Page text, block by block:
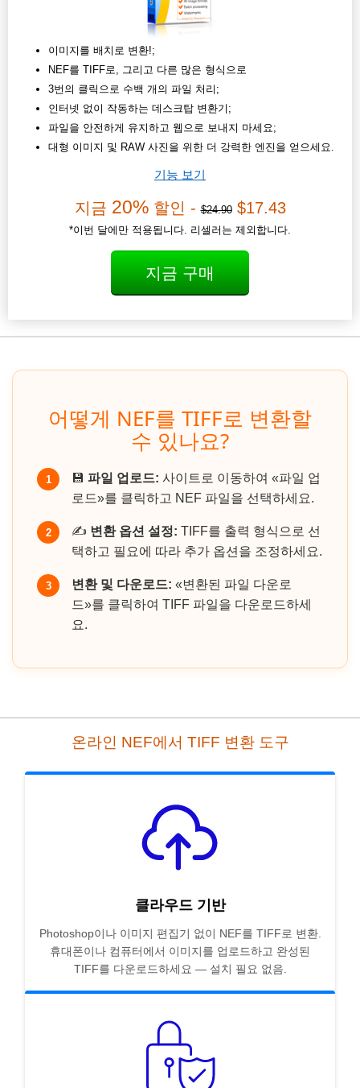
이미지를 배치로 변환!;
NEF를 TIFF로, 그리고 다른 많은 형식으로
3번의 클릭으로 수백 개의 파일 처리;
인터넷 없이 작동하는 데스크탑 변환기;
파일을 안전하게 유지하고 웹으로 보내지 마세요;
대형 이미지 및 RAW 사진을 위한 더 강력한 엔진을 얻으세요.
기능 보기
지금 20%할인 -$24.90$17.43
*이번 달에만 적용됩니다. 리셀러는 제외합니다.
지금 구매
어떻게 NEF를 TIFF로 변환할
수 있나요?
1 💾 파일 업로드: 사이트로 이동하여 «파일 업
로드»를 클릭하고 NEF 파일을 선택하세요.
2 ✍️ 변환 옵션 설정: TIFF를 출력 형식으로 선
택하고 필요에 따라 추가 옵션을 조정하세요.
3 변환 및 다운로드: «변환된 파일 다운로
드»를 클릭하여 TIFF 파일을 다운로드하세
요.
온라인 NEF에서 TIFF 변환 도구
클라우드 기반
Photoshop이나 이미지 편집기 없이 NEF를 TIFF로 변환.
휴대폰이나 컴퓨터에서 이미지를 업로드하고 완성된
TIFF를 다운로드하세요 — 설치 필요 없음.